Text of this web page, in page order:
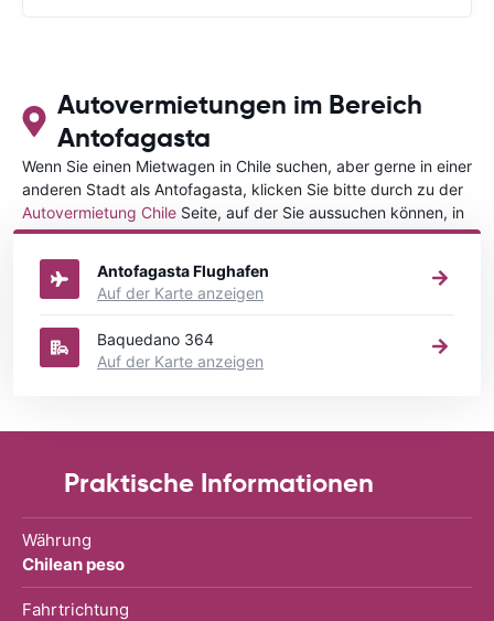
Autovermietungen im Bereich
Antofagasta
Wenn Sie einen Mietwagen in Chile suchen, aber gerne in einer
anderen Stadt als Antofagasta, klicken Sie bitte durch zu der
Autovermietung Chile Seite, auf der Sie aussuchen können, in
welcher Stadt in Chile Sie Ihr Fahrzeug mieten wollen.
Antofagasta Flughafen
Auf der Karte anzeigen
Baquedano 364
Auf der Karte anzeigen
Praktische Informationen
Währung
Chilean peso
Fahrtrichtung